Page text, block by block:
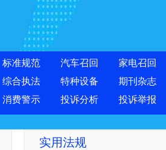
标准规范 汽车召回 家电召回
综合执法 特种设备 期刊杂志
消费警示 投诉分析 投诉举报
实用法规